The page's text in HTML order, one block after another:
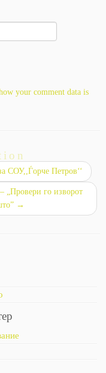
your comment data is
СОУ,,Ѓорче Петров‘‘
„Провери го изворот
→